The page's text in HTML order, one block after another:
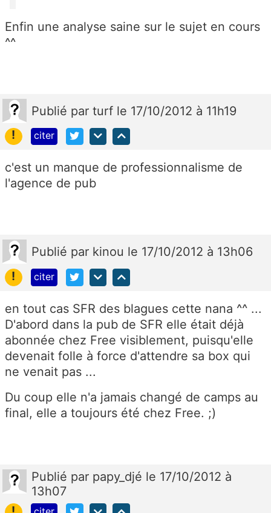
Enfin une analyse saine sur le sujet en cours
^^
Publié par turf le 17/10/2012 à 11h19
!
citer
c'est un manque de professionnalisme de
l'agence de pub
Publié par kinou le 17/10/2012 à 13h06
!
citer
en tout cas SFR des blagues cette nana ^^ ...
D'abord dans la pub de SFR elle était déjà
abonnée chez Free visiblement, puisqu'elle
devenait folle à force d'attendre sa box qui
ne venait pas ...
Du coup elle n'a jamais changé de camps au
final, elle a toujours été chez Free. ;)
Publié par papy_djé le 17/10/2012 à
13h07